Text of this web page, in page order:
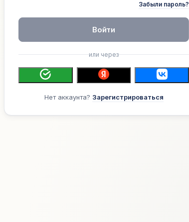
Забыли пароль?
Войти
или через
Нет аккаунта? Зарегистрироваться